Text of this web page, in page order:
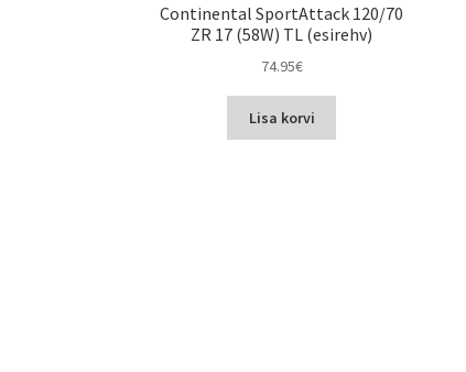
Continental SportAttack 120/70
ZR 17 (58W) TL (esirehv)
74.95€
Lisa korvi